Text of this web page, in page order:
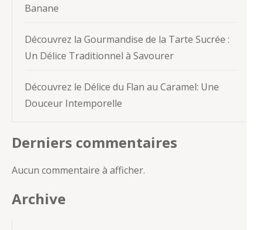
Banane
Découvrez la Gourmandise de la Tarte Sucrée :
Un Délice Traditionnel à Savourer
Découvrez le Délice du Flan au Caramel: Une
Douceur Intemporelle
Derniers commentaires
Aucun commentaire à afficher.
Archive